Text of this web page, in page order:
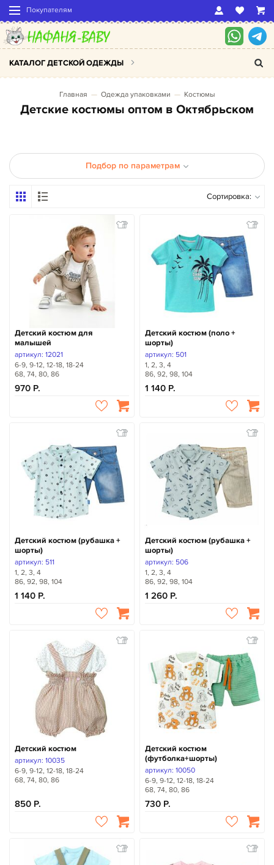
Покупателям
КАТАЛОГ ДЕТСКОЙ ОДЕЖДЫ
Главная Одежда упаковками Костюмы
Детские костюмы оптом в Октябрьском
Подбор по параметрам
Сортировка:
Детский костюм для
малышей
артикул: 12021
6-9, 9-12, 12-18, 18-24
68, 74, 80, 86
970
Детский костюм (поло +
шорты)
артикул: 501
1, 2, 3, 4
86, 92, 98, 104
1 140
Детский костюм (рубашка +
шорты)
артикул: 511
1, 2, 3, 4
86, 92, 98, 104
1 140
Детский костюм (рубашка +
шорты)
артикул: 506
1, 2, 3, 4
86, 92, 98, 104
1 260
Детский костюм
артикул: 10035
6-9, 9-12, 12-18, 18-24
68, 74, 80, 86
850
Детский костюм
(футболка+шорты)
артикул: 10050
6-9, 9-12, 12-18, 18-24
68, 74, 80, 86
730